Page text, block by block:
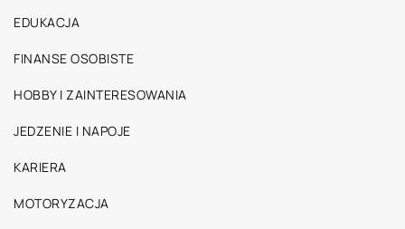
EDUKACJA
FINANSE OSOBISTE
HOBBY I ZAINTERESOWANIA
JEDZENIE I NAPOJE
KARIERA
MOTORYZACJA